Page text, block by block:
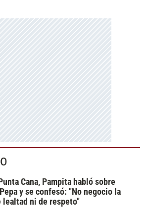
Cana, Pampita habló sobre
y se confesó: "No negocio la
lealtad ni de respeto"